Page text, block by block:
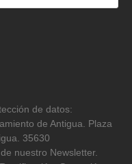
de datos:
de Antigua. Plaza
35630
nuestro Newsletter.